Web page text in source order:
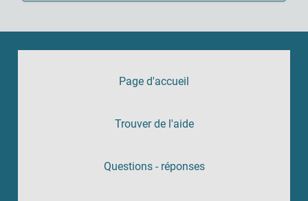
Page d'accueil
Trouver de l'aide
Questions - réponses